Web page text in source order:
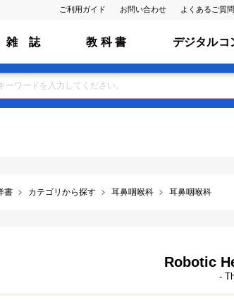
ご利用ガイド お問い合わせ よくあるご質問
雑 誌 教 科 書 デジタルコ
書 カテゴリから探す 耳鼻咽喉科 耳鼻咽喉科
Robotic
-